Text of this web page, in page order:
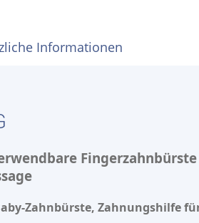
Informationen
Zahnbürste, Zahnungshilfe